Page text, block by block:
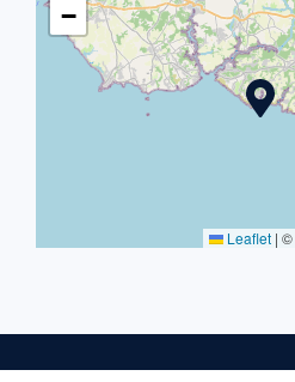
−
Leaflet | ©